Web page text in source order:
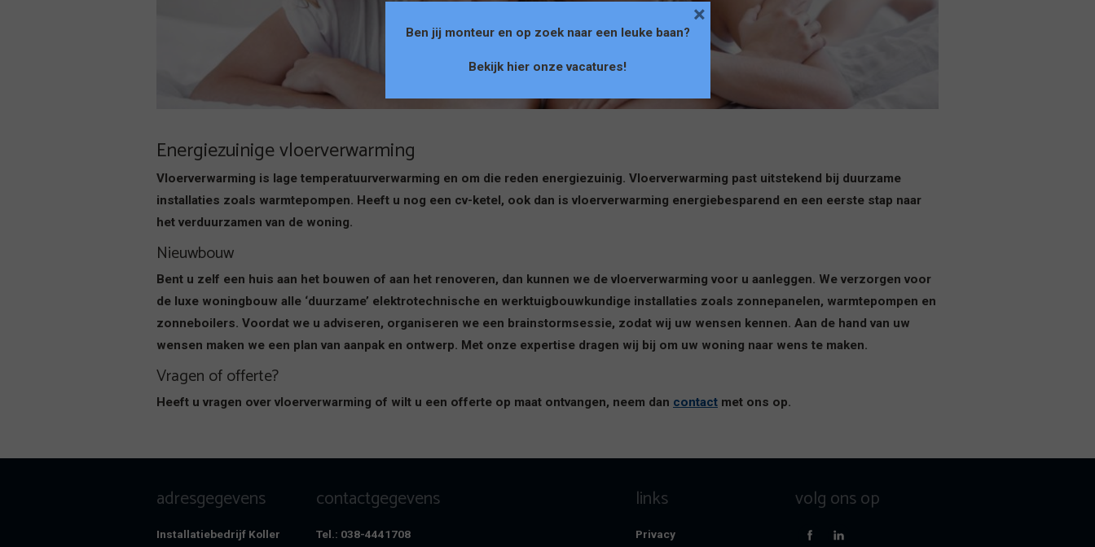
Energiezuinige vloerverwarming
Vloerverwarming is lage temperatuurverwarming en om die reden energiezuinig. Vloerverwarming past uitstekend bij duurzame
installaties zoals warmtepompen. Heeft u nog een cv-ketel, ook dan is vloerverwarming energiebesparend en een eerste stap naar
het verduurzamen van de woning.
Nieuwbouw
Bent u zelf een huis aan het bouwen of aan het renoveren, dan kunnen we de vloerverwarming voor u aanleggen. We verzorgen voor
de luxe woningbouw alle ‘duurzame’ elektrotechnische en werktuigbouwkundige installaties zoals zonnepanelen, warmtepompen en
zonneboilers. Voordat we u adviseren, organiseren we een brainstormsessie, zodat wij uw wensen kennen. Aan de hand van uw
wensen maken we een plan van aanpak en ontwerp. Met onze expertise dragen wij bij om uw woning naar wens te maken.
Vragen of offerte?
Heeft u vragen over vloerverwarming of wilt u een offerte op maat ontvangen, neem dan contact met ons op.
adresgegevens
Installatiebedrijf Koller
contactgegevens
Tel.: 038-4441708
links
Privacy
volg ons op
Ben jij monteur en op zoek naar een leuke baan?
Bekijk hier onze vacatures!
×